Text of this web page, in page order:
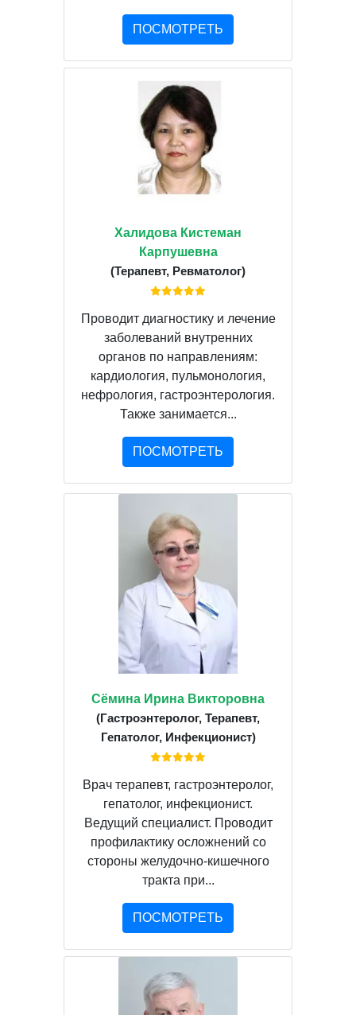
ПОСМОТРЕТЬ
Халидова Кистеман
Карпушевна
(Терапевт, Ревматолог)
Проводит диагностику и лечение
заболеваний внутренних
органов по направлениям:
кардиология, пульмонология,
нефрология, гастроэнтерология.
Также занимается...
ПОСМОТРЕТЬ
Сёмина Ирина Викторовна
(Гастроэнтеролог, Терапевт,
Гепатолог, Инфекционист)
Врач терапевт, гастроэнтеролог,
гепатолог, инфекционист.
Ведущий специалист. Проводит
профилактику осложнений со
стороны желудочно-кишечного
тракта при...
ПОСМОТРЕТЬ